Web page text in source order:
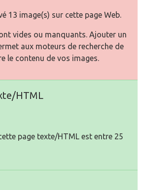
13 image(s) sur cette page Web.
vides ou manquants. Ajouter un
aux moteurs de recherche de
le contenu de vos images.
HTML
page texte/HTML est entre 25